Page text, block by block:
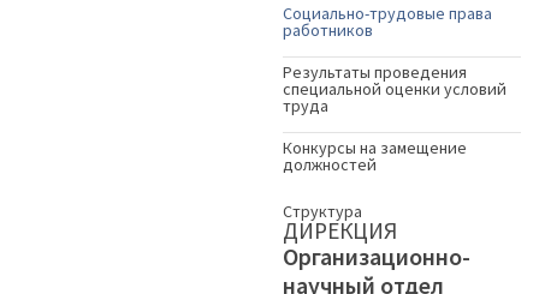
Социально-трудовые права
работников
Результаты проведения
специальной оценки условий
труда
Конкурсы на замещение
должностей
Структура
ДИРЕКЦИЯ
Организационно-
научный отдел